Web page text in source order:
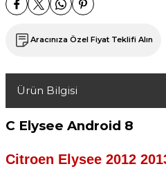
Aracınıza Özel Fiyat Teklifi Alın
Ürün Bilgisi
C Elysee Android 8
Citroen Elysee 2012